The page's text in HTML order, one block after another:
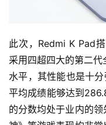
技
此次，Redmi K Pad
采用四超四大的第二
水平，其性能也是十分
平均成绩能够达到
的分数均处于业内的